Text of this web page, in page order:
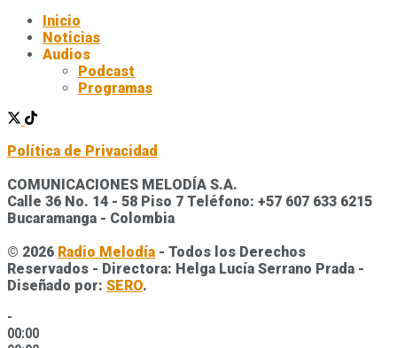
Inicio
Noticias
Audios
Podcast
Programas
Política de Privacidad
COMUNICACIONES MELODÍA S.A.
Calle 36 No. 14 - 58 Piso 7 Teléfono: +57 607 633 6215
Bucaramanga - Colombia
© 2026 Radio Melodía - Todos los Derechos
Reservados - Directora: Helga Lucía Serrano Prada -
Diseñado por: SERO.
-
00:00